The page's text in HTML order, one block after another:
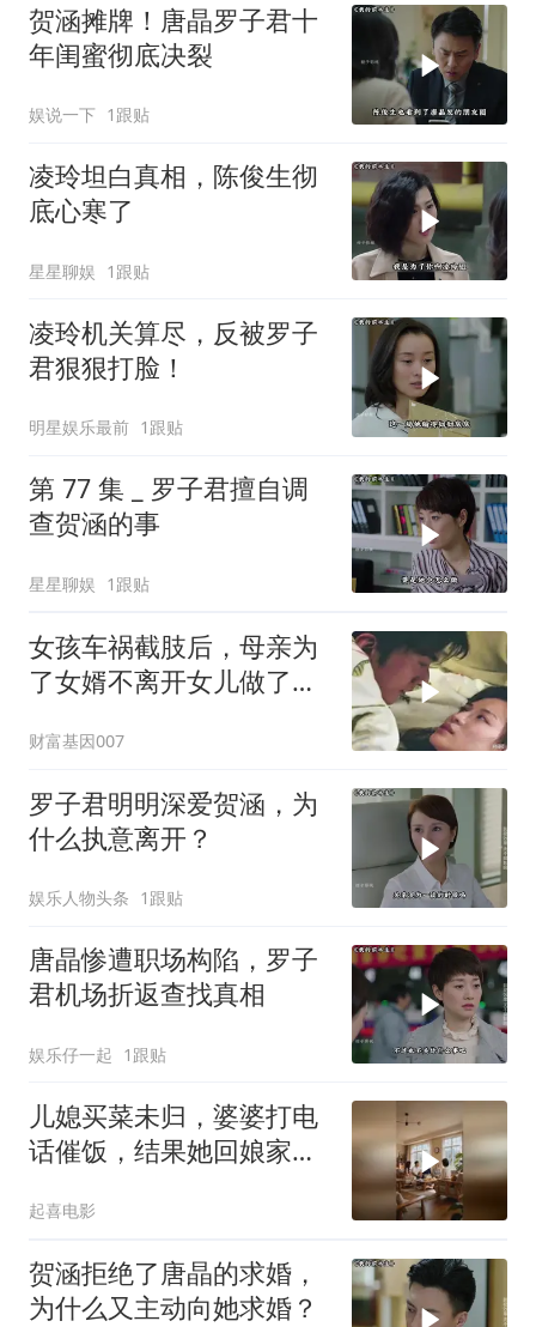
贺涵摊牌！唐晶罗子君十
年闺蜜彻底决裂
娱说一下 1跟贴
凌玲坦白真相，陈俊生彻
底心寒了
星星聊娱 1跟贴
凌玲机关算尽，反被罗子
君狠狠打脸！
明星娱乐最前 1跟贴
第 77 集 _ 罗子君擅自调
查贺涵的事
星星聊娱 1跟贴
女孩车祸截肢后，母亲为
了女婿不离开女儿做了多
财富基因007
罗子君明明深爱贺涵，为
什么执意离开？
娱乐人物头条 1跟贴
唐晶惨遭职场构陷，罗子
君机场折返查找真相
娱乐仔一起 1跟贴
儿媳买菜未归，婆婆打电
话催饭，结果她回娘家吃
起喜电影
贺涵拒绝了唐晶的求婚，
为什么又主动向她求婚？